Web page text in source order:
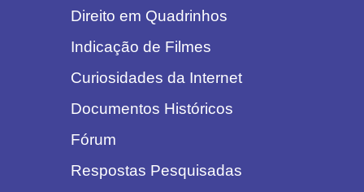
Direito em Quadrinhos
Indicação de Filmes
Curiosidades da Internet
Documentos Históricos
Fórum
Respostas Pesquisadas